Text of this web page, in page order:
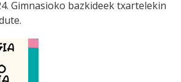
Gimnasioko bazkideek txartelekin